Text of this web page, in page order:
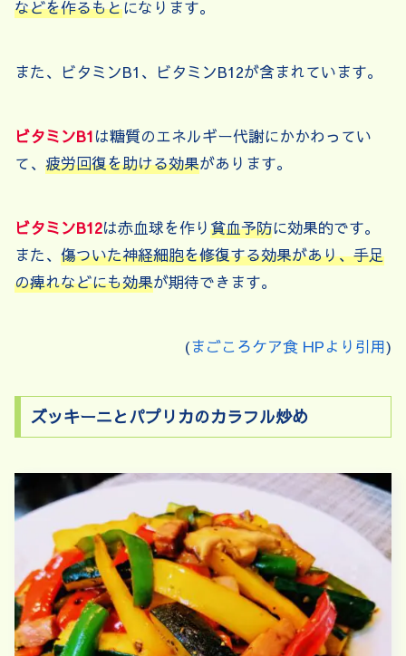
などを作るもとになります。
また、ビタミンB1、ビタミンB12が含まれています。
ビタミンB1は糖質のエネルギー代謝にかかわってい
て、 疲労回復を助ける効果があります。
ビタミンB12は赤血球を作り貧血予防に効果的です。
また、 傷ついた神経細胞を修復する効果があり、手足
の痺れなどにも効果が期待できます。
(まごころケア食 HPより引用)
ズッキーニとパプリカのカラフル炒め